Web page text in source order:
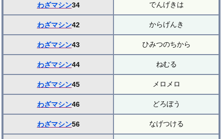
わざマシン34 でんげきは
わざマシン42 からげんき
わざマシン43 ひみつのちから
わざマシン44 ねむる
わざマシン45 メロメロ
わざマシン46 どろぼう
わざマシン56 なげつける